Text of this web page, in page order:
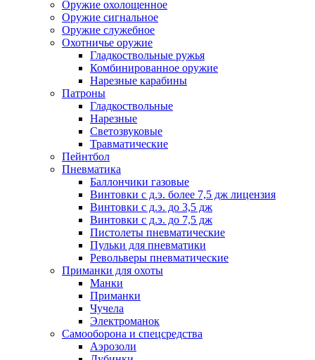
Оружие охолощенное
Оружие сигнальное
Оружие служебное
Охотничье оружие
Гладкоствольные ружья
Комбинированное оружие
Нарезные карабины
Патроны
Гладкоствольные
Нарезные
Светозвуковые
Травматические
Пейнтбол
Пневматика
Баллончики газовые
Винтовки с д.э. более 7,5 дж лицензия
Винтовки с д.э. до 3,5 дж
Винтовки с д.э. до 7,5 дж
Пистолеты пневматические
Пульки для пневматики
Револьверы пневматические
Приманки для охоты
Манки
Приманки
Чучела
Электроманок
Самооборона и спецсредства
Аэрозоли